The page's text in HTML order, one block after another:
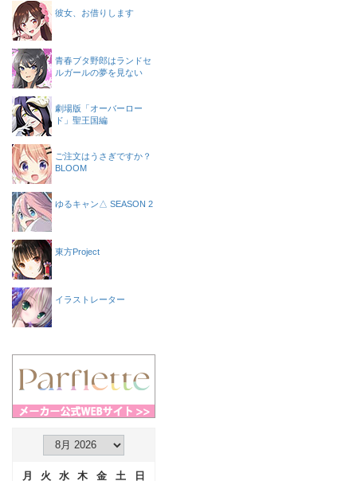
彼女、お借りします
青春ブタ野郎はランドセ
ルガールの夢を見ない
劇場版「オーバーロー
ド」聖王国編
ご注文はうさぎですか？
BLOOM
ゆるキャン△ SEASON 2
東方Project
イラストレーター
月 火 水 木 金 土
日